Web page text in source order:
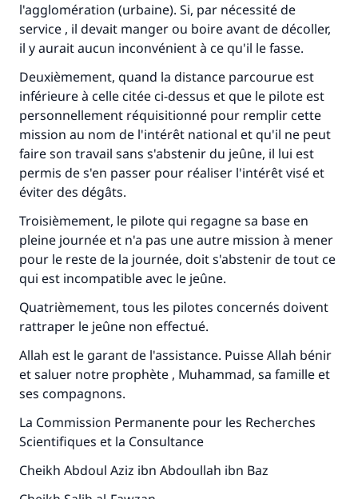
l'agglomération (urbaine). Si, par nécessité de
service , il devait manger ou boire avant de décoller,
il y aurait aucun inconvénient à ce qu'il le fasse.
Deuxièmement, quand la distance parcourue est
inférieure à celle citée ci-dessus et que le pilote est
personnellement réquisitionné pour remplir cette
mission au nom de l'intérêt national et qu'il ne peut
faire son travail sans s'abstenir du jeûne, il lui est
permis de s'en passer pour réaliser l'intérêt visé et
éviter des dégâts.
Troisièmement, le pilote qui regagne sa base en
pleine journée et n'a pas une autre mission à mener
pour le reste de la journée, doit s'abstenir de tout ce
qui est incompatible avec le jeûne.
Quatrièmement, tous les pilotes concernés doivent
rattraper le jeûne non effectué.
Allah est le garant de l'assistance. Puisse Allah bénir
et saluer notre prophète , Muhammad, sa famille et
ses compagnons.
La Commission Permanente pour les Recherches
Scientifiques et la Consultance
Cheikh Abdoul Aziz ibn Abdoullah ibn Baz
Faites une différence dans la vie de
millions de personnes grâce à votre
contribution
Aidez nous à apporter des réponses.
Le Messager d'Allah (Paix sur lui) a dit:
"Celui qui indique une bonne action obtient la
même récompense que celui qui le fait."
(MOUSLIM 1893)
Soutenez IslamQA